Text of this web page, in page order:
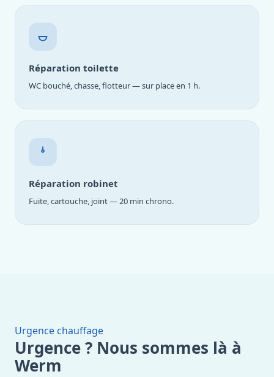
Réparation toilette
WC bouché, chasse, flotteur — sur place en 1 h.
Réparation robinet
Fuite, cartouche, joint — 20 min chrono.
Urgence chauffage
Urgence ? Nous sommes là à
Werm